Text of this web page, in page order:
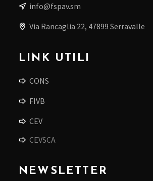
info@fspav.sm
Via Rancaglia 22, 47899 Serravalle
LINK UTILI
CONS
FIVB
CEV
CEVSCA
NEWSLETTER